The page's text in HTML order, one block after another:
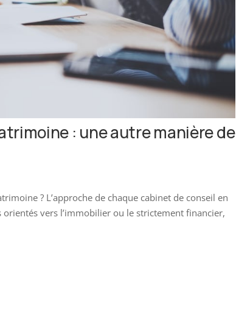
: une autre manière de
? L’approche de chaque cabinet de conseil en
vers l’immobilier ou le strictement financier,